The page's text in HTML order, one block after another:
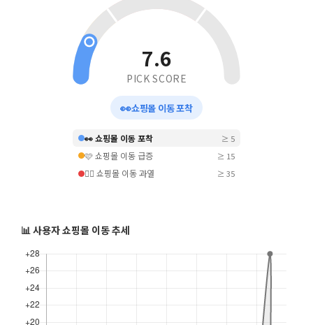
7.6
PICK SCORE
👀쇼핑몰 이동 포착
👀 쇼핑몰 이동 포착 ≥ 5
🩷 쇼핑몰 이동 급증 ≥ 15
❤️‍🔥 쇼핑몰 이동 과열 ≥ 35
📊 사용자 쇼핑몰 이동 추세